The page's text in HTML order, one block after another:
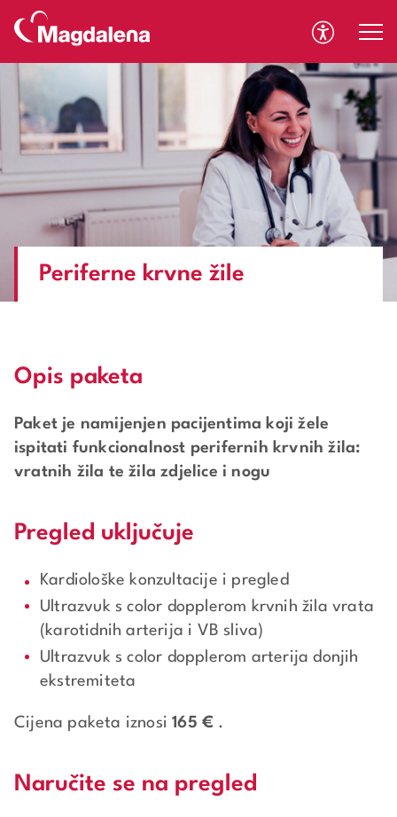
A A
Periferne krvne žile
Opis paketa
Paket je namijenjen pacijentima koji žele
ispitati funkcionalnost perifernih krvnih žila:
vratnih žila te žila zdjelice i nogu
Pregled uključuje
Kardiološke konzultacije i pregled
Ultrazvuk s color dopplerom krvnih žila vrata
(karotidnih arterija i VB sliva)
Ultrazvuk s color dopplerom arterija donjih
ekstremiteta
Cijena paketa iznosi165 € .
Naručite se na pregled